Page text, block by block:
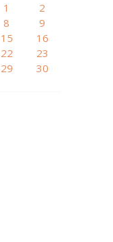
1
2
8
9
15
16
22
23
29
30